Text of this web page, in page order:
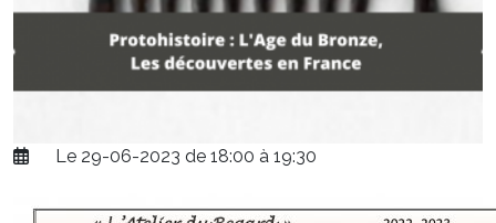
Le 29-06-2023 de 18:00 à 19:30